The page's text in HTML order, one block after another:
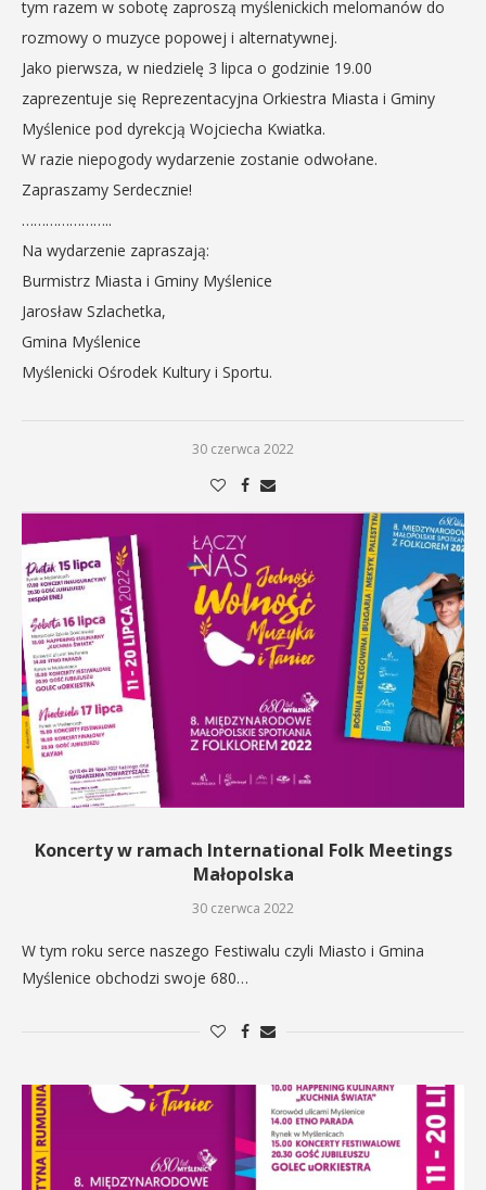
tym razem w sobotę zaproszą myślenickich melomanów do
rozmowy o muzyce popowej i alternatywnej.
Jako pierwsza, w niedzielę 3 lipca o godzinie 19.00
zaprezentuje się Reprezentacyjna Orkiestra Miasta i Gminy
Myślenice pod dyrekcją Wojciecha Kwiatka.
W razie niepogody wydarzenie zostanie odwołane.
Zapraszamy Serdecznie!
…………………..
Na wydarzenie zapraszają:
Burmistrz Miasta i Gminy Myślenice
Jarosław Szlachetka,
Gmina Myślenice
Myślenicki Ośrodek Kultury i Sportu.
30 czerwca 2022
Koncerty w ramach International Folk Meetings
Małopolska
30 czerwca 2022
W tym roku serce naszego Festiwalu czyli Miasto i Gmina
Myślenice obchodzi swoje 680…